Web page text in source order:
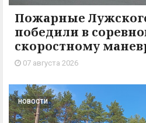
Пожарные
победили в
скоростному
07 августа 2026
НОВОСТИ